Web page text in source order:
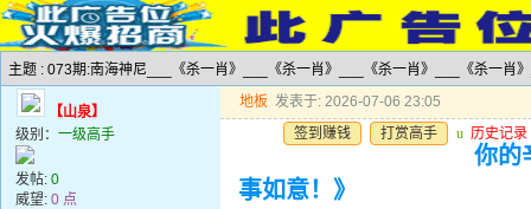
主题 : 073期:南海神尼___《杀一肖》___《杀一肖》___《杀一肖》___《杀一肖
【山泉】
级别： 一级高手
发帖: 0
威望: 0 点
地板 发表于: 2026-07-06 23:05
签到赚钱
打赏高手 u 历史记录
你的
事如意！》